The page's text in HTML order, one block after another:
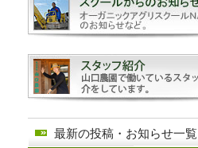
最新の投稿・お知らせ一覧